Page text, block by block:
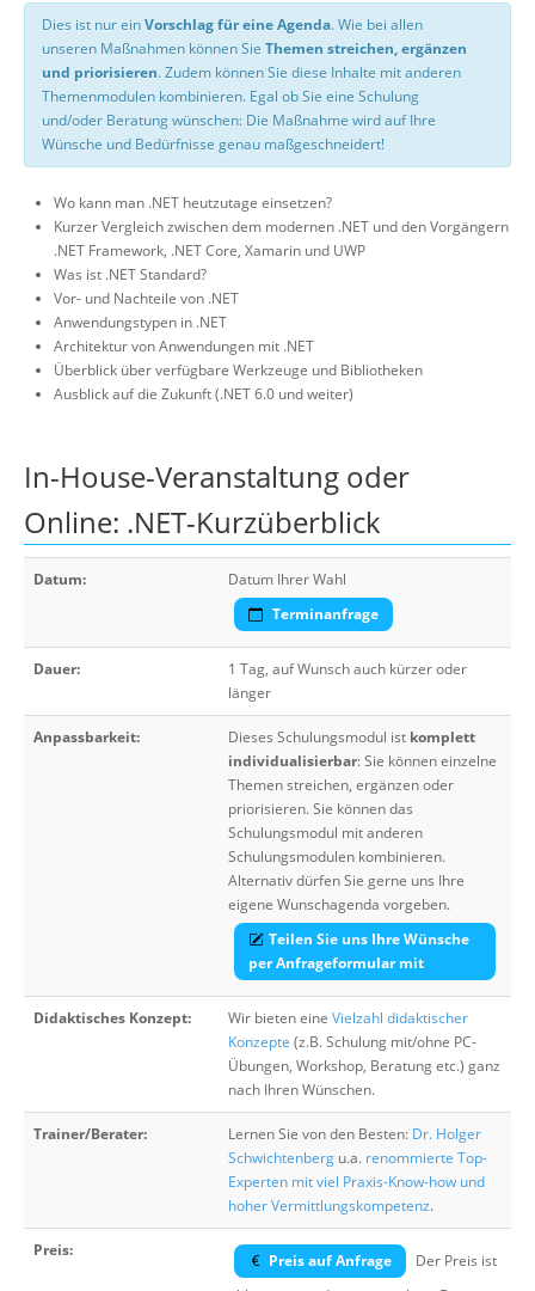
Dies ist nur einVorschlag für eine Agenda. Wie bei allen
unseren Maßnahmen können Sie Themen streichen, ergänzen
und priorisieren. Zudem können Sie diese Inhalte mit anderen
Themenmodulen kombinieren. Egal ob Sie eine Schulung
und/oder Beratung wünschen: Die Maßnahme wird auf Ihre
Wünsche und Bedürfnisse genau maßgeschneidert!
Wo kann man .NET heutzutage einsetzen?
Kurzer Vergleich zwischen dem modernen .NET und den Vorgängern
.NET Framework, .NET Core, Xamarin und UWP
Was ist .NET Standard?
Vor- und Nachteile von .NET
Anwendungstypen in .NET
Architektur von Anwendungen mit .NET
Überblick über verfügbare Werkzeuge und Bibliotheken
Ausblick auf die Zukunft (.NET 6.0 und weiter)
In-House-Veranstaltung oder
Online: .NET-Kurzüberblick
Datum:
Datum Ihrer Wahl
Terminanfrage
Dauer:
1 Tag, auf Wunsch auch kürzer oder
länger
Anpassbarkeit: Dieses Schulungsmodul ist komplett
individualisierbar: Sie können einzelne
Themen streichen, ergänzen oder
priorisieren. Sie können das
Schulungsmodul mit anderen
Schulungsmodulen kombinieren.
Alternativ dürfen Sie gerne uns Ihre
eigene Wunschagenda vorgeben.
Teilen Sie uns Ihre Wünsche
per Anfrageformular mit
Didaktisches Konzept: Wir bieten eine Vielzahl didaktischer
Konzepte (z.B. Schulung mit/ohne PC-
Übungen, Workshop, Beratung etc.) ganz
nach Ihren Wünschen.
Trainer/Berater: Lernen Sie von den Besten: Dr. Holger
Schwichtenberg u.a. renommierte Top-
Experten mit viel Praxis-Know-how und
hoher Vermittlungskompetenz.
Preis:
Preis auf Anfrage
Der Preis ist